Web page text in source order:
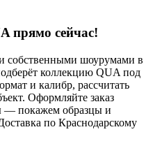
прямо сейчас!
собственными шоурумами в
коллекцию QUA под
и калибр, рассчитать
Оформляйте заказ
— покажем образцы и
по Краснодарскому